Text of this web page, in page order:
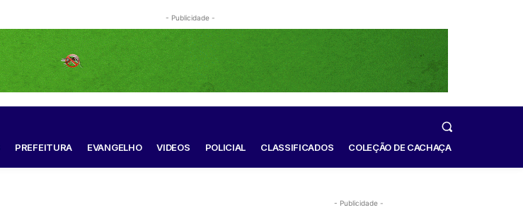
- Publicidade -
PREFEITURA EVANGELHO VIDEOS POLICIAL CLASSIFICADOS COLEÇÃO DE CACHAÇA
- Publicidade -